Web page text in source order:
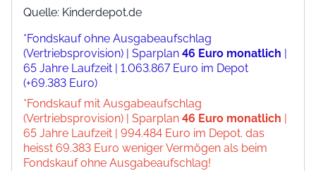
Quelle: Kinderdepot.de
*Fondskauf ohne Ausgabeaufschlag
(Vertriebsprovision) | Sparplan 46 Euro monatlich |
65 Jahre Laufzeit | 1.063.867 Euro im Depot
(+69.383 Euro)
*Fondskauf mit Ausgabeaufschlag
(Vertriebsprovision) | Sparplan 46 Euro monatlich |
65 Jahre Laufzeit | 994.484 Euro im Depot. das
heisst 69.383 Euro weniger Vermögen als beim
Fondskauf ohne Ausgabeaufschlag!